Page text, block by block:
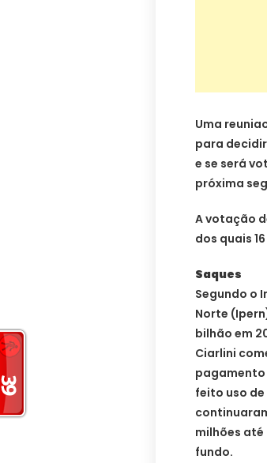
Uma
para
e se será
próxima
A votação
dos quais
Saques
Segundo o
Norte
bilhão em
Ciarlini
pagamento
feito uso de
milhões até
fundo.